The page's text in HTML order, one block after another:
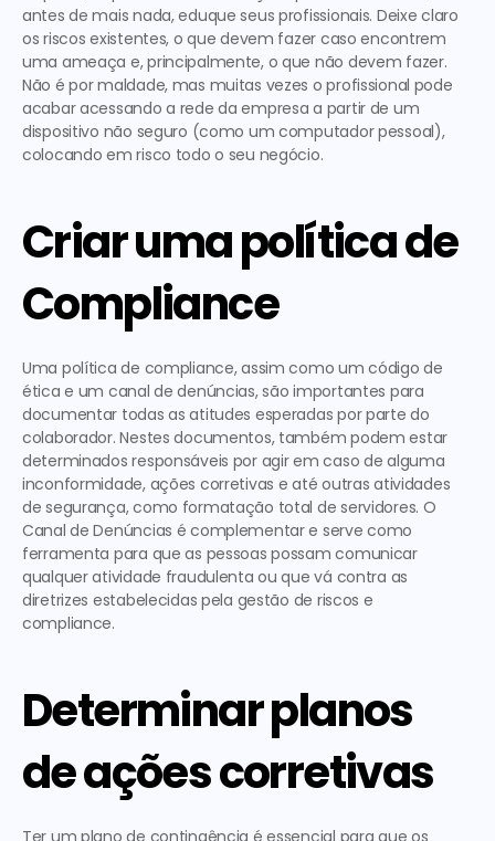
antes de mais nada, eduque seus profissionais. Deixe claro
os riscos existentes, o que devem fazer caso encontrem
uma ameaça e, principalmente, o que não devem fazer.
Não é por maldade, mas muitas vezes o profissional pode
acabar acessando a rede da empresa a partir de um
dispositivo não seguro (como um computador pessoal),
colocando em risco todo o seu negócio.
Criar uma política de
Compliance
Uma política de compliance, assim como um código de
ética e um canal de denúncias, são importantes para
documentar todas as atitudes esperadas por parte do
colaborador. Nestes documentos, também podem estar
determinados responsáveis por agir em caso de alguma
inconformidade, ações corretivas e até outras atividades
de segurança, como formatação total de servidores. O
Canal de Denúncias é complementar e serve como
ferramenta para que as pessoas possam comunicar
qualquer atividade fraudulenta ou que vá contra as
diretrizes estabelecidas pela gestão de riscos e
compliance.
Determinar planos
de ações corretivas
Ter um plano de contingência é essencial para que os